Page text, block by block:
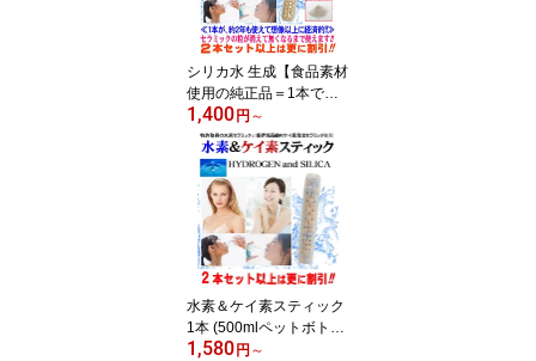
食品素材 日本産 ソマチ
ット 送料無料！
シリカ水 生成【食品素材
使用の純正品＝1本で約2
年使える】シリカスティ
ック ケイ素スティック 1
本 割引中(2～5本セット
は更に割引)粒が消えるま
で使用可能 ケイ素が一番
溶け出し易いシリカ(ケイ
素)セラミック粒を使用
ペットボトルでも生成 ケ
イ素水生器 カルキ消去
日本製
1,400 円 ～
水素＆ケイ素スティック
1本 (500mlペットボトル
で約3か月) 2/3/5本セッ
1,580 円 ～